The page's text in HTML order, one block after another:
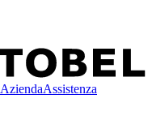
AziendaAssistenza